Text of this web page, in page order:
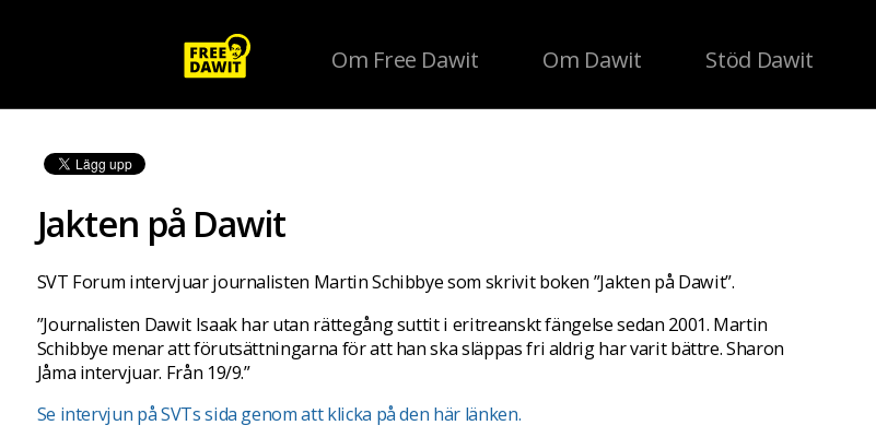
Om Free Dawit Om Dawit Stöd Dawit
Jakten på Dawit
SVT Forum intervjuar journalisten Martin Schibbye som skrivit boken ”Jakten på Dawit”.
”Journalisten Dawit Isaak har utan rättegång suttit i eritreanskt fängelse sedan 2001. Martin
Schibbye menar att förutsättningarna för att han ska släppas fri aldrig har varit bättre. Sharon
Jåma intervjuar. Från 19/9.”
Se intervjun på SVTs sida genom att klicka på den här länken.